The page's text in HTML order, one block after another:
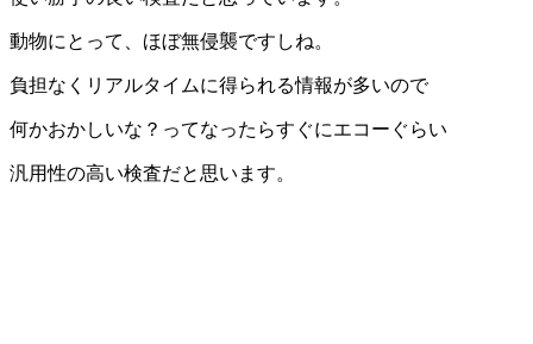
動物にとって、ほぼ無侵襲ですしね。
負担なくリアルタイムに得られる情報が多いので
何かおかしいな？ってなったらすぐにエコーぐらい
汎用性の高い検査だと思います。